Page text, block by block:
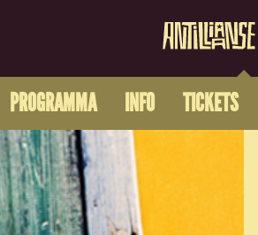
PROGRAMMA INFO TICKETS